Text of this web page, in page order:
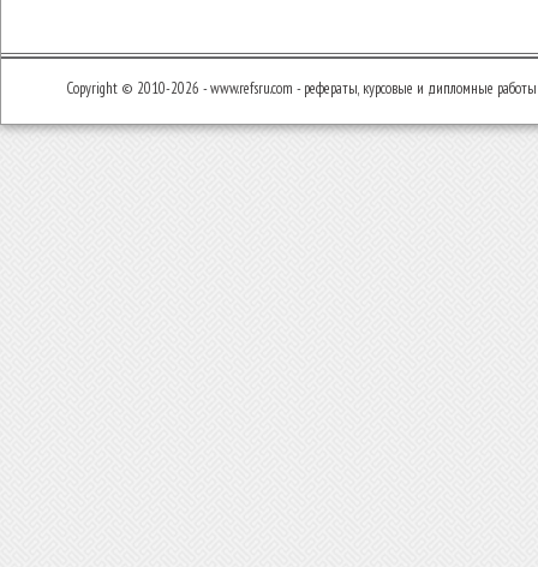
Copyright © 2010-2026 - www.refsru.com - рефераты, курсовые и дипломные работы